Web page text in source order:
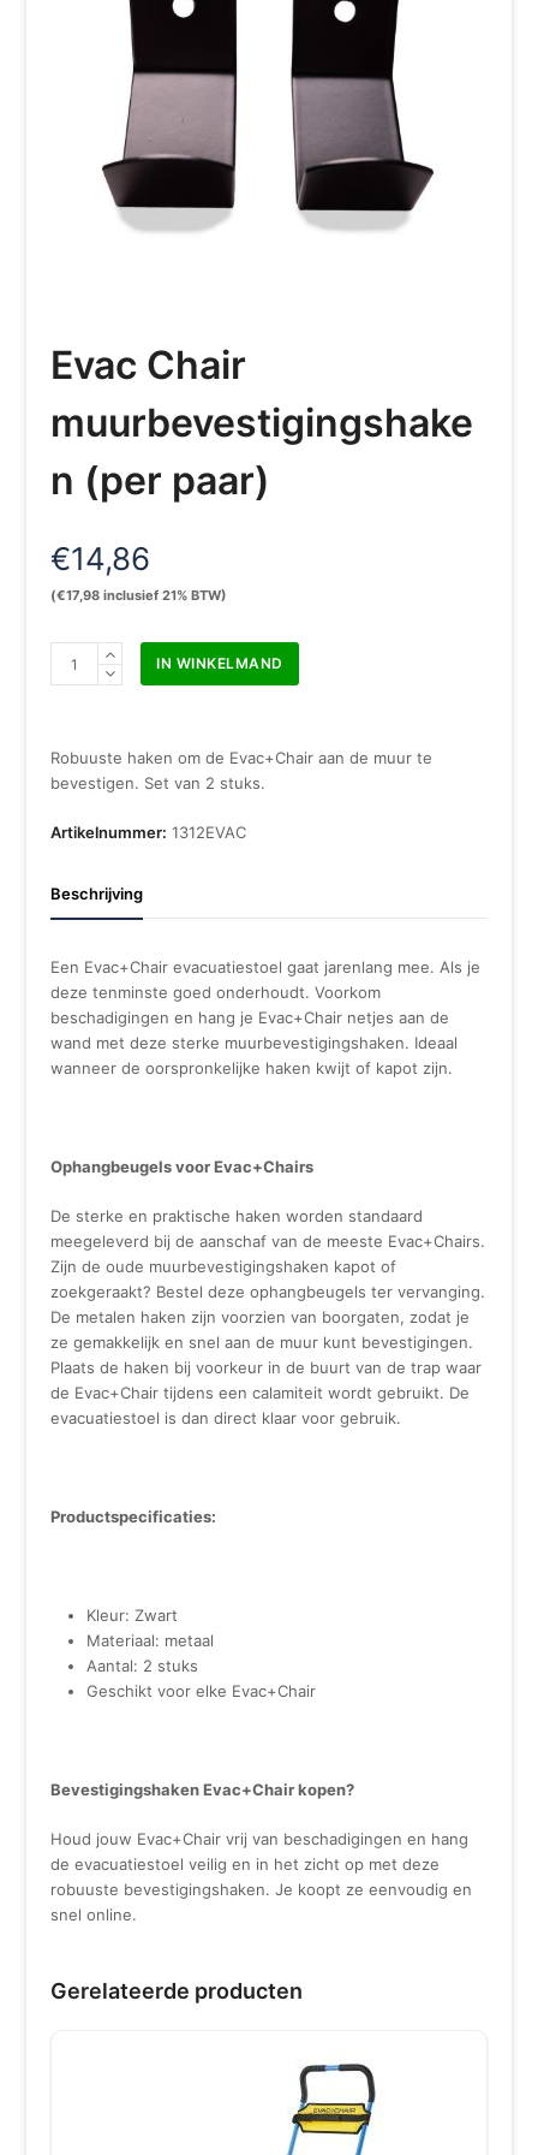
Evac Chair
muurbevestigingshake
n (per paar)
€14,86
(€17,98 inclusief 21% BTW)
paar)
aantal
IN WINKELMAND
Robuuste haken om de Evac+Chair aan de muur te
bevestigen. Set van 2 stuks.
Artikelnummer: 1312EVAC
Beschrijving
Een Evac+Chair evacuatiestoel gaat jarenlang mee. Als je
deze tenminste goed onderhoudt. Voorkom
beschadigingen en hang je Evac+Chair netjes aan de
wand met deze sterke muurbevestigingshaken. Ideaal
wanneer de oorspronkelijke haken kwijt of kapot zijn.
Ophangbeugels voor Evac+Chairs
De sterke en praktische haken worden standaard
meegeleverd bij de aanschaf van de meeste Evac+Chairs.
Zijn de oude muurbevestigingshaken kapot of
zoekgeraakt? Bestel deze ophangbeugels ter vervanging.
De metalen haken zijn voorzien van boorgaten, zodat je
ze gemakkelijk en snel aan de muur kunt bevestigingen.
Plaats de haken bij voorkeur in de buurt van de trap waar
de Evac+Chair tijdens een calamiteit wordt gebruikt. De
evacuatiestoel is dan direct klaar voor gebruik.
Productspecificaties:
Kleur: Zwart
Materiaal: metaal
Aantal: 2 stuks
Geschikt voor elke Evac+Chair
Bevestigingshaken Evac+Chair kopen?
Houd jouw Evac+Chair vrij van beschadigingen en hang
de evacuatiestoel veilig en in het zicht op met deze
robuuste bevestigingshaken. Je koopt ze eenvoudig en
snel online.
Gerelateerde producten